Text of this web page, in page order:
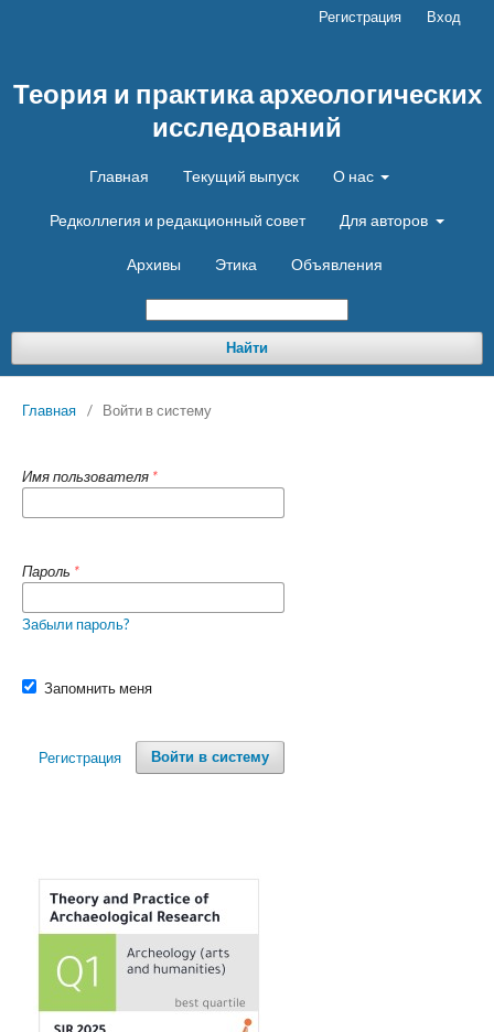
Теория и практика археологических
исследований
Главная Текущий выпуск О нас
Редколлегия и редакционный совет Для авторов
Архивы Этика Объявления
Найти
Регистрация Вход
Главная / Войти в систему
Имя пользователя *
Пароль *
Забыли пароль?
Запомнить меня
Войти в систему
Регистрация